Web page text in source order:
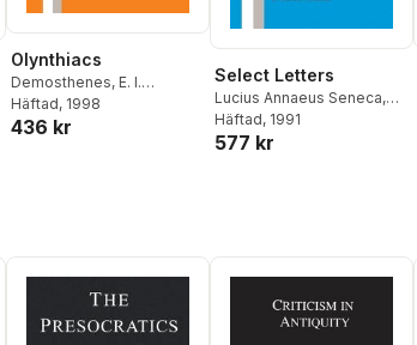
Olynthiacs
Demosthenes, E. I.
McQueen
Häftad, 1998
436 kr
Select Letters
Lucius Annaeus Seneca,
Walter C. Summers
Summers
Häftad, 1991
577 kr